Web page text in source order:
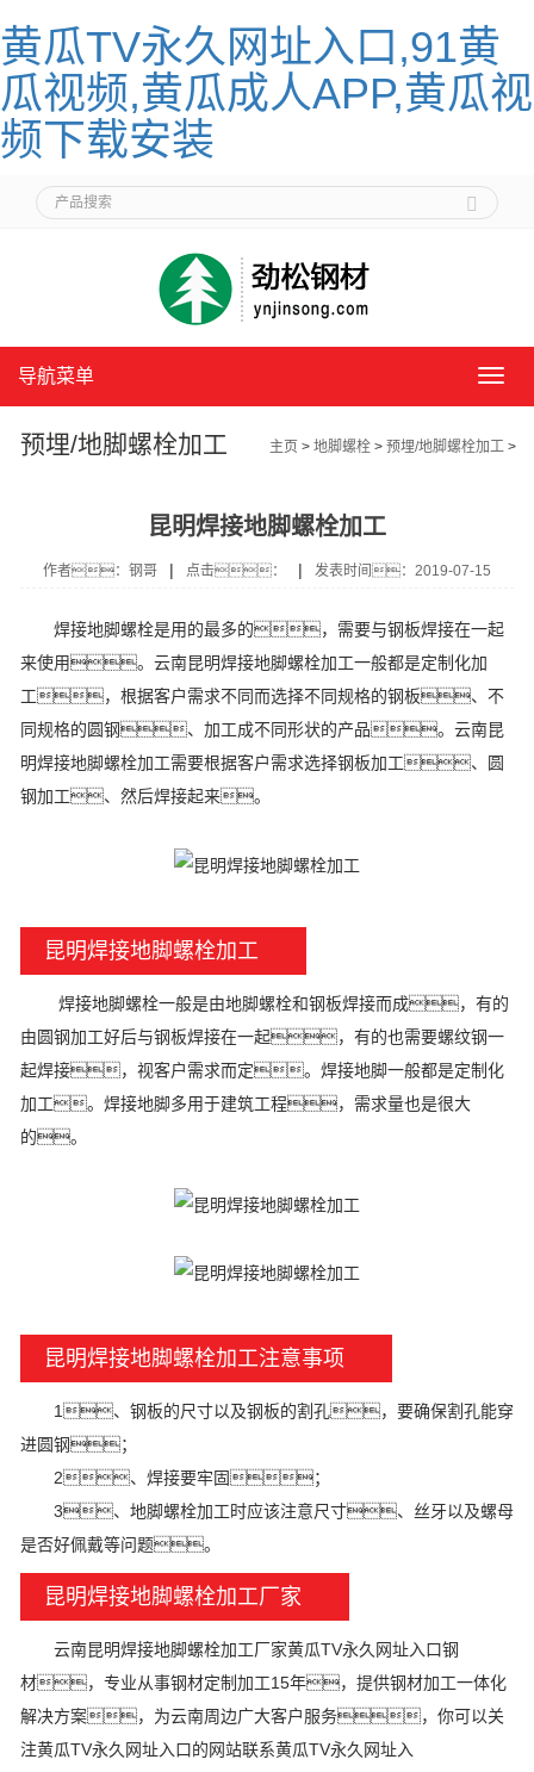
黄瓜TV永久网址入口,91黄
瓜视频,黄瓜成人APP,黄瓜视
频下载安装
导
单
导航菜单
预埋/地脚螺栓加工 主页 > 地脚螺栓 > 预埋/地脚螺栓加工 >
昆明焊接地脚螺栓加工
作者：钢哥 | 点击： | 发表时间：2019-07-15
焊接地脚螺栓是用的最多的，需要与钢板焊接在一起
来使用。云南昆明焊接地脚螺栓加工一般都是定制化加
工，根据客户需求不同而选择不同规格的钢板、不
同规格的圆钢、加工成不同形状的产品。云南昆
明焊接地脚螺栓加工需要根据客户需求选择钢板加工、圆
钢加工、然后焊接起来。
昆明焊接地脚螺栓加工
焊接地脚螺栓一般是由地脚螺栓和钢板焊接而成，有的
由圆钢加工好后与钢板焊接在一起，有的也需要螺纹钢一
起焊接，视客户需求而定。焊接地脚一般都是定制化
加工。焊接地脚多用于建筑工程，需求量也是很大
的。
昆明焊接地脚螺栓加工注意事项
1、钢板的尺寸以及钢板的割孔，要确保割孔能穿
进圆钢；
2、焊接要牢固；
3、地脚螺栓加工时应该注意尺寸、丝牙以及螺母
是否好佩戴等问题。
昆明焊接地脚螺栓加工厂家
云南昆明焊接地脚螺栓加工厂家黄瓜TV永久网址入口钢
材，专业从事钢材定制加工15年，提供钢材加工一体化
解决方案，为云南周边广大客户服务，你可以关
注黄瓜TV永久网址入口的网站联系黄瓜TV永久网址入